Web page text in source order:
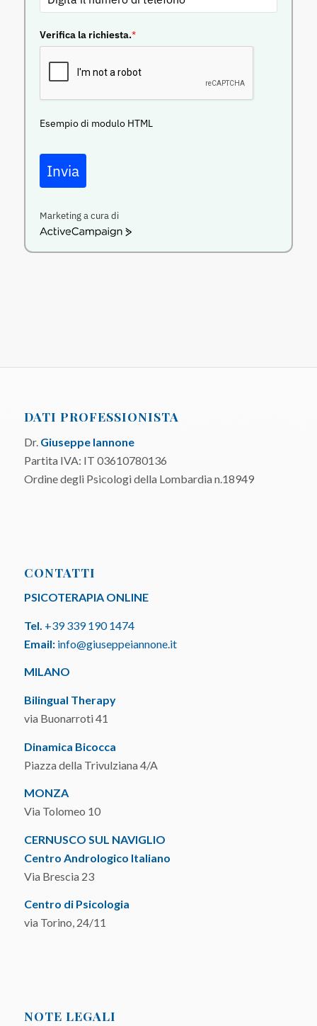
Verifica la richiesta.*
Esempio di modulo HTML
Invia
Marketing a cura di
ActiveCampaign
DATI PROFESSIONISTA
Dr. Giuseppe Iannone
Partita IVA: IT 03610780136
Ordine degli Psicologi della Lombardia n.18949
CONTATTI
PSICOTERAPIA ONLINE
Tel. +39 339 190 1474
Email: info@giuseppeiannone.it
MILANO
Bilingual Therapy
via Buonarroti 41
Dinamica Bicocca
Piazza della Trivulziana 4/A
MONZA
Via Tolomeo 10
CERNUSCO SUL NAVIGLIO
Centro Andrologico Italiano
Via Brescia 23
Centro di Psicologia
via Torino, 24/11
NOTE LEGALI